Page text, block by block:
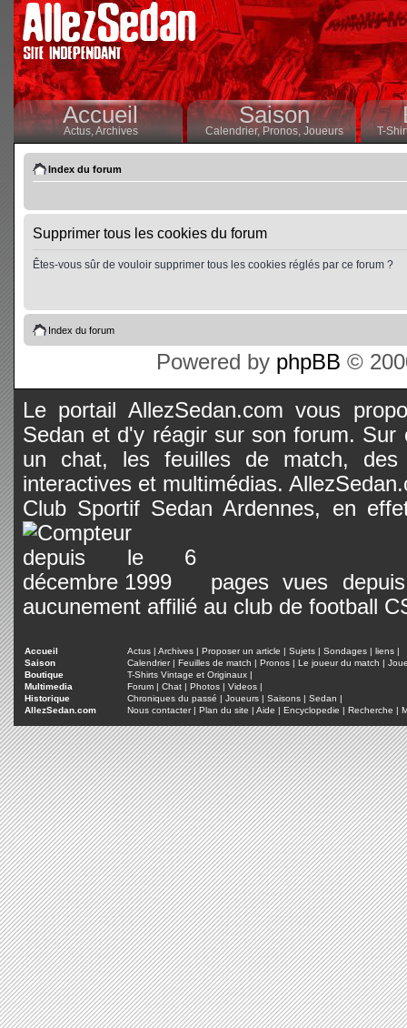
Accueil
Actus,Archives
Saison
Calendrier,Pronos, Joueurs T-
Index du forum
Supprimer tous les cookies du forum
Êtes-vous sûr de vouloir supprimer tous les cookies réglés par ce forum ?
Index du forum
Powered by phpBB ©
Le portail AllezSedan.com vous
Sedan et d'y réagir sur son forum.
un chat, les feuilles de match, des
interactives et multimédias.
Club Sportif Sedan Ardennes, en
pages vues
aucunement affilié au club de football
Accueil Actus | Archives | Proposer un article | Sujets | Sondages | liens |
Saison
Calendrier| Feuilles de match | Pronos | Le joueur du match |
Boutique
T-Shirts Vintage et Originaux |
Multimedia
Forum | Chat | Photos | Videos |
Historique
Chroniques du passé | Joueurs | Saisons | Sedan |
AllezSedan.com
Nous contacter| Plan du site | Aide | Encyclopedie | Recherche |